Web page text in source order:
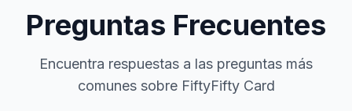
Preguntas Frecuentes
Encuentra respuestas a las preguntas más
comunes sobre FiftyFifty Card